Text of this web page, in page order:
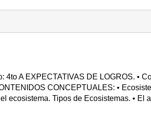
A EXPECTATIVAS DE LOGROS. •
CONCEPTUALES: •
ecosistema. Tipos de Ecosistemas. • El